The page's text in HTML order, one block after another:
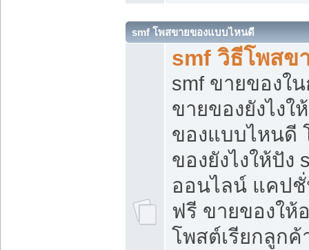
smf โพสขายของแบบไหนดี
smf วิธีโพสข
smf ขายของใ
ขายของยังไง
ของแบบไหนดี
ของยังไงให้ปั
ออนไลน์ แคป
ฟรี ขายของให้
โพสต์เรียกลูกค้